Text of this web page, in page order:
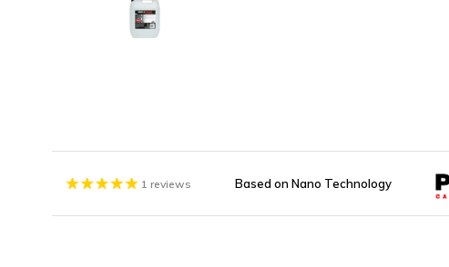
1 reviews Based on Nano Technology